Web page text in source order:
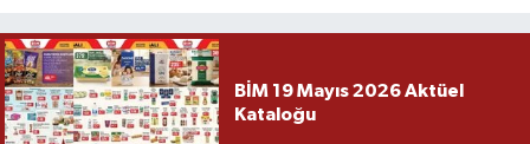
BİM 19 Mayıs 2026 Aktüel
Kataloğu